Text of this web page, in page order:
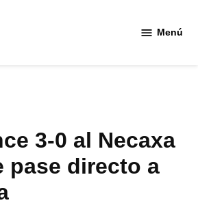
Menú
3-0 al Necaxa
pase directo a